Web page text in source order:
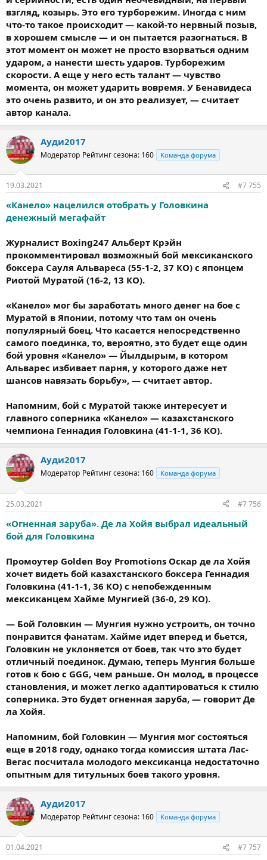
взгляд, козырь. Это его турборежим. Иногда с ним
что-то такое происходит — какой-то нервный позыв,
в хорошем смысле — и он пытается разогнаться. В
этот момент он может не просто взорваться одним
ударом, а нанести шесть ударов. Турборежим
скорости. А еще у него есть талант — чувство
момента, он может ударить вовремя. У Бенавидеса
это очень развито, и он это реализует, — считает
автор канала.
Ауди2017
Модератор Рейтинг сезона: 160 Команда форума
19.03.2021 #7 755
«Канело» нацелился отобрать у Головкина
денежный мегафайт
Журналист Boxing247 Альберт Крэйн
прокомментировал возможный бой мексиканского
боксера Сауля Альвареса (55-1-2, 37 КО) с японцем
Риотой Муратой (16-2, 13 КО).
«Канело» мог бы заработать много денег на бое с
Муратой в Японии, потому что там он очень
популярный боец. Что касается непосредственно
самого поединка, то, вероятно, это будет еще один
бой уровня «Канело» — Йылдырым, в котором
Альварес избивает парня, у которого даже нет
шансов навязать борьбу», — считает автор.
Напомним, бой с Муратой также интересует и
главного соперника «Канело» — казахстанского
чемпиона Геннадия Головкина (41-1-1, 36 КО).
Ауди2017
Модератор Рейтинг сезона: 160 Команда форума
25.03.2021 #7 756
«Огненная заруба». Де ла Хойя выбрал идеальный
бой для Головкина
Промоутер Golden Boy Promotions Оскар де ла Хойя
хочет видеть бой казахстанского боксера Геннадия
Головкина (41-1-1, 36 КО) с непобежденным
мексиканцем Хайме Мунгией (36-0, 29 КО).
— Бой Головкин — Мунгия нужно устроить, он точно
понравится фанатам. Хайме идет вперед и бьется,
Головкин не уклоняется от боев, так что это будет
отличный поединок. Думаю, теперь Мунгия больше
готов к бою с GGG, чем раньше. Он молод, в процессе
становления, и может легко адаптироваться к стилю
соперника. Это будет огненная заруба, — говорит Де
ла Хойя.
Напомним, бой Головкин — Мунгия мог состояться
еще в 2018 году, однако тогда комиссия штата Лас-
Вегас посчитала молодого мексиканца недостаточно
опытным для титульных боев такого уровня.
Ауди2017
Модератор Рейтинг сезона: 160 Команда форума
01.04.2021 #7 757